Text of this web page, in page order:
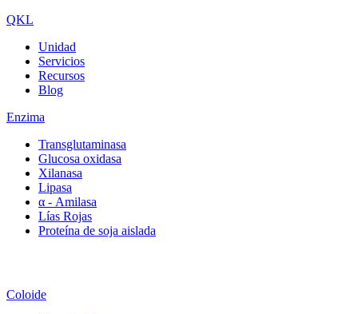
QKL
Unidad
Servicios
Recursos
Blog
Enzima
Transglutaminasa
Glucosa oxidasa
Xilanasa
Lipasa
α - Amilasa
Lías Rojas
Proteína de soja aislada
Coloide